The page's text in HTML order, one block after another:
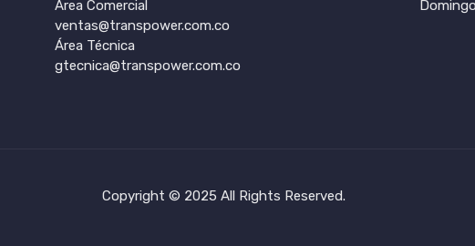
Área Comercial
ventas@transpower.com.co
Área Técnica
gtecnica@transpower.com.co
Copyright © 2025 All Rights Reserved.